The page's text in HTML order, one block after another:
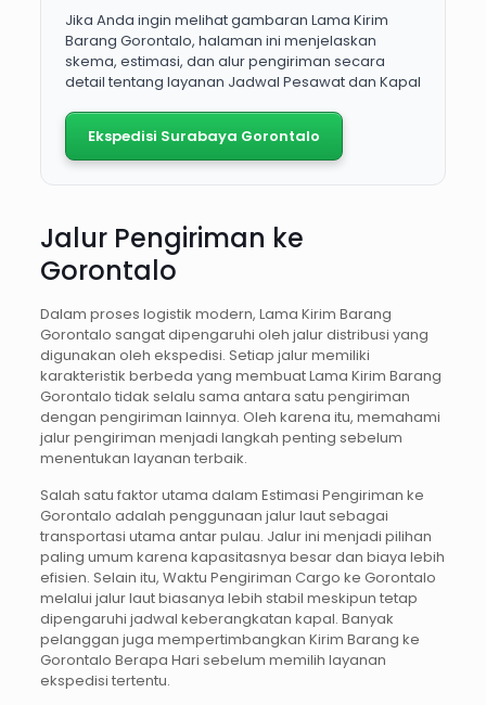
Jika Anda ingin melihat gambaran Lama Kirim
Barang Gorontalo, halaman ini menjelaskan
skema, estimasi, dan alur pengiriman secara
detail tentang layanan Jadwal Pesawat dan Kapal
Ekspedisi Surabaya Gorontalo
Jalur Pengiriman ke
Gorontalo
Dalam proses logistik modern, Lama Kirim Barang
Gorontalo sangat dipengaruhi oleh jalur distribusi yang
digunakan oleh ekspedisi. Setiap jalur memiliki
karakteristik berbeda yang membuat Lama Kirim Barang
Gorontalo tidak selalu sama antara satu pengiriman
dengan pengiriman lainnya. Oleh karena itu, memahami
jalur pengiriman menjadi langkah penting sebelum
menentukan layanan terbaik.
Salah satu faktor utama dalam Estimasi Pengiriman ke
Gorontalo adalah penggunaan jalur laut sebagai
transportasi utama antar pulau. Jalur ini menjadi pilihan
paling umum karena kapasitasnya besar dan biaya lebih
efisien. Selain itu, Waktu Pengiriman Cargo ke Gorontalo
melalui jalur laut biasanya lebih stabil meskipun tetap
dipengaruhi jadwal keberangkatan kapal. Banyak
pelanggan juga mempertimbangkan Kirim Barang ke
Gorontalo Berapa Hari sebelum memilih layanan
ekspedisi tertentu.